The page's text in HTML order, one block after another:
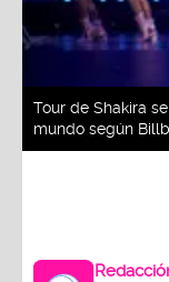
Tour de Shakira
mundo según